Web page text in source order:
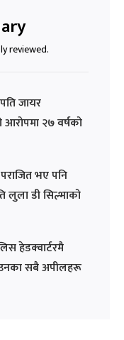
reviewed.
जायर
आरोपमा २७ वर्षको
भए पनि
लुला डी सिल्भाको
हेडक्वार्टरमै
सबै अपीलहरू